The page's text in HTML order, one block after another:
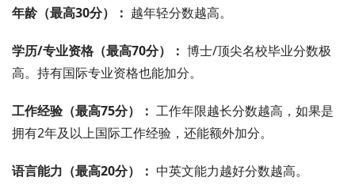
年龄（最高30分）： 越年轻分数越高。
学历/专业资格（最高70分）： 博士/顶尖名校毕业分数极
高。持有国际专业资格也能加分。
工作经验（最高75分）： 工作年限越长分数越高，如果是
拥有2年及以上国际工作经验，还能额外加分。
语言能力（最高20分）： 中英文能力越好分数越高。